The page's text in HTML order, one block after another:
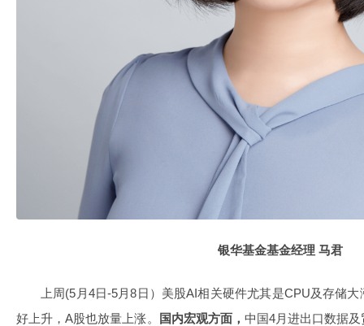
银华基金基金经理 马君
上周(5月4日-5月8日）美股AI相关硬件尤其是CPU及存储
好上升，A股也放量上涨。
国内宏观方面， 中国4月进出口数据